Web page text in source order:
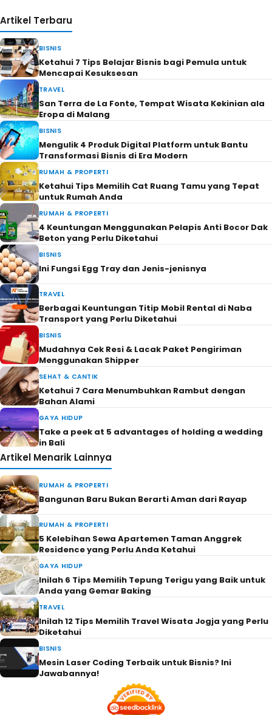
Artikel Terbaru
BISNIS
Ketahui 7 Tips Belajar Bisnis bagi Pemula untuk
Mencapai Kesuksesan
TRAVEL
San Terra de La Fonte, Tempat Wisata Kekinian ala
Eropa di Malang
BISNIS
Mengulik 4 Produk Digital Platform untuk Bantu
Transformasi Bisnis di Era Modern
RUMAH & PROPERTI
Ketahui Tips Memilih Cat Ruang Tamu yang Tepat
untuk Rumah Anda
RUMAH & PROPERTI
4 Keuntungan Menggunakan Pelapis Anti Bocor Dak
Beton yang Perlu Diketahui
BISNIS
Ini Fungsi Egg Tray dan Jenis-jenisnya
TRAVEL
Berbagai Keuntungan Titip Mobil Rental di Naba
Transport yang Perlu Diketahui
BISNIS
Mudahnya Cek Resi & Lacak Paket Pengiriman
Menggunakan Shipper
SEHAT & CANTIK
Ketahui 7 Cara Menumbuhkan Rambut dengan
Bahan Alami
GAYA HIDUP
Take a peek at 5 advantages of holding a wedding
in Bali
Artikel Menarik Lainnya
RUMAH & PROPERTI
Bangunan Baru Bukan Berarti Aman dari Rayap
RUMAH & PROPERTI
5 Kelebihan Sewa Apartemen Taman Anggrek
Residence yang Perlu Anda Ketahui
GAYA HIDUP
Inilah 6 Tips Memilih Tepung Terigu yang Baik untuk
Anda yang Gemar Baking
TRAVEL
Inilah 12 Tips Memilih Travel Wisata Jogja yang Perlu
Diketahui
BISNIS
Mesin Laser Coding Terbaik untuk Bisnis? Ini
Jawabannya!